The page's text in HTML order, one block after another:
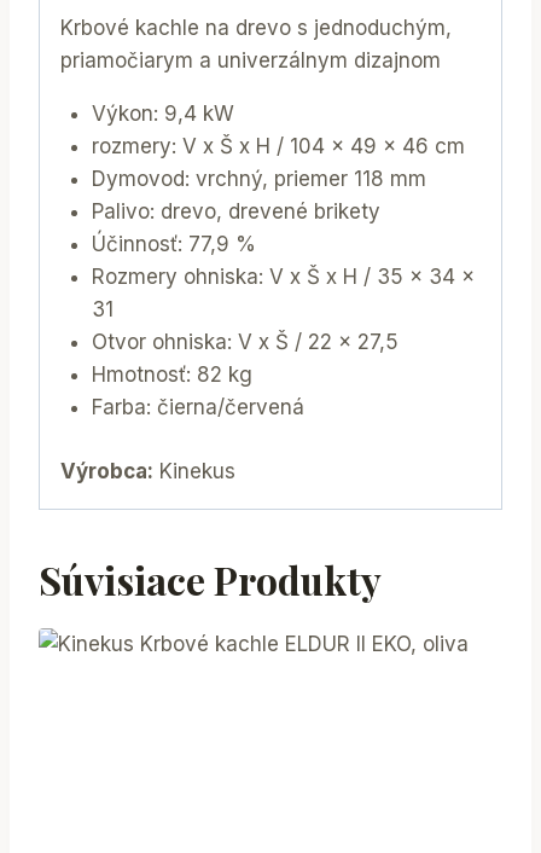
Krbové kachle na drevo s jednoduchým,
priamočiarym a univerzálnym dizajnom
Výkon: 9,4 kW
rozmery: V x Š x H / 104 x 49 x 46 cm
Dymovod: vrchný, priemer 118 mm
Palivo: drevo, drevené brikety
Účinnosť: 77,9 %
Rozmery ohniska: V x Š x H / 35 x 34 x
31
Otvor ohniska: V x Š / 22 x 27,5
Hmotnosť: 82 kg
Farba: čierna/červená
Výrobca: Kinekus
Súvisiace Produkty